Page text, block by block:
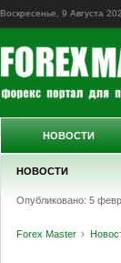
Воскресенье, 9 Августа
НОВОСТИ
Опубликовано: 5
Forex Master
НОВОСТИ